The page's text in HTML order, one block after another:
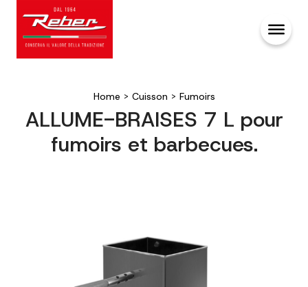
Home > Cuisson > Fumoirs
ALLUME-BRAISES 7 L pour
fumoirs et barbecues.